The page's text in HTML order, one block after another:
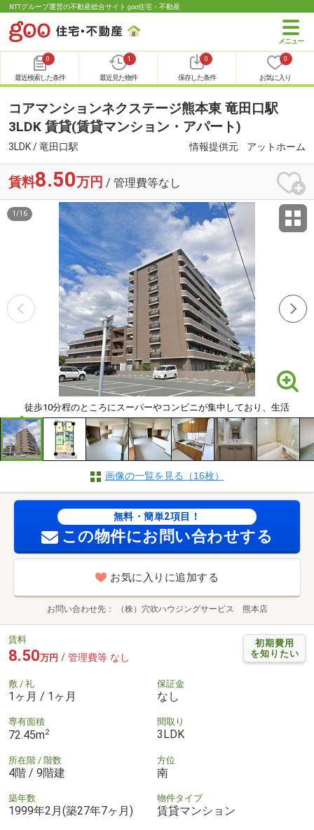
NTTグループ運営の不動産総合サイト goo住宅・不動産
0
最近検索した条件
1
最近見た物件
0
保存した条件
0
お気に入り
コアマンションネクステージ熊本東 竜田口駅
3LDK 賃貸(賃貸マンション・アパート)
3LDK / 竜田口駅 情報提供元 アットホーム
賃料8.50万円 / 管理費等なし
徒歩10分程のところにスーパーやコンビニが集中しており、生活
1 /16
画像の一覧を見る（16枚）
無料・簡単2項目！
この物件にお問い合わせする
お気に入りに追加する
お問い合わせ先 （株）穴吹ハウジングサービス 熊本店
初期費用
を知りたい
賃料
8.50万円 / 管理費等 なし
敷 / 礼
1ヶ月 / 1ヶ月
保証金
なし
専有面積
72.45m2
間取り
3LDK
所在階 / 階数
4階 / 9階建
方位
南
築年数
1999年2月(築27年7ヶ月)
物件タイプ
賃貸マンション